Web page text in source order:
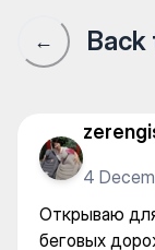
←
4
Открываю
беговых